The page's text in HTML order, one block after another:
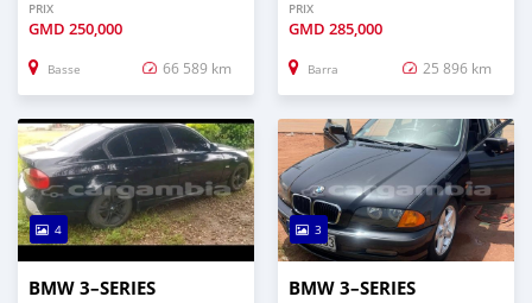
PRIX
GMD 250,000
Basse 66 589 km
PRIX
GMD 285,000
Barra 25 896 km
4
BMW 3–SERIES
3
BMW 3–SERIES